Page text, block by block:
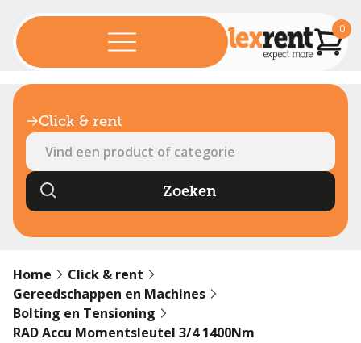
0
Click & rent
Home
Click & rent
Gereedschappen en Machines
Bolting en Tensioning
RAD Accu Momentsleutel 3/4 1400Nm